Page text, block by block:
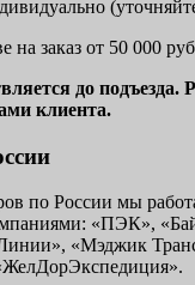
на заказ от 50 000
до подъезда.
клиента.
по России мы
«ПЭК»,
«Мэджик